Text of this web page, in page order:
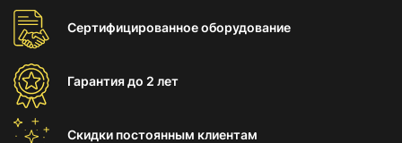
Сертифицированноеоборудование
Гарантиядо 2 лет
Скидки постоянным клиентам